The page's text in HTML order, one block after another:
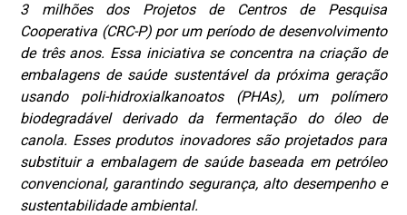
3 milhões dos Projetos de Centros de Pesquisa
Cooperativa (CRC-P) por um período de desenvolvimento
de três anos. Essa iniciativa se concentra na criação de
embalagens de saúde sustentável da próxima geração
usando poli-hidroxialkanoatos (PHAs), um polímero
biodegradável derivado da fermentação do óleo de
canola. Esses produtos inovadores são projetados para
substituir a embalagem de saúde baseada em petróleo
convencional, garantindo segurança, alto desempenho e
sustentabilidade ambiental.